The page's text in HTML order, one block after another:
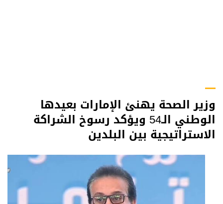
وزير الصحة يهنئ الإمارات بعيدها
الوطني الـ54 ويؤكد رسوخ الشراكة
الاستراتيجية بين البلدين